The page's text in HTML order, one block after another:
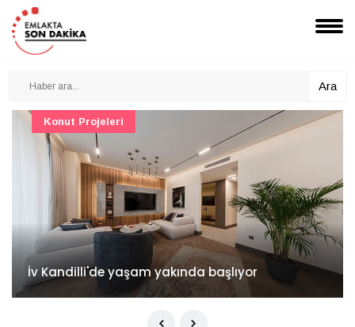
Ara
İv Kandilli'de yaşam yakında başlıyor
Konut Projeleri